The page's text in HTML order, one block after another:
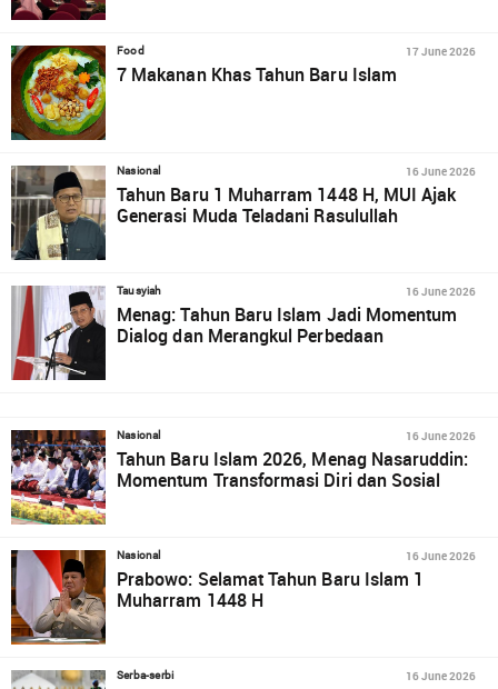
Food 17 June 2026
7 Makanan Khas Tahun Baru Islam
Nasional 16 June 2026
Tahun Baru 1 Muharram 1448 H, MUI Ajak
Generasi Muda Teladani Rasulullah
Tausyiah 16 June 2026
Menag: Tahun Baru Islam Jadi Momentum
Dialog dan Merangkul Perbedaan
Nasional 16 June 2026
Tahun Baru Islam 2026, Menag Nasaruddin:
Momentum Transformasi Diri dan Sosial
Nasional 16 June 2026
Prabowo: Selamat Tahun Baru Islam 1
Muharram 1448 H
Serba-serbi 16 June 2026